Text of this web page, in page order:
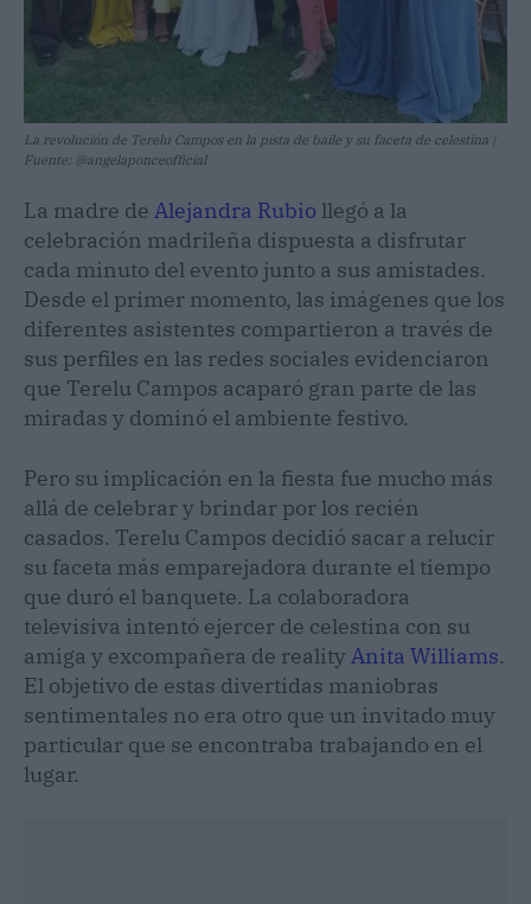
La revolución de Terelu Campos en la pista de baile y su faceta de celestina |
Fuente: @angelaponceofficial
La madre de Alejandra Rubio llegó a la
celebración madrileña dispuesta a disfrutar
cada minuto del evento junto a sus amistades.
Desde el primer momento, las imágenes que los
diferentes asistentes compartieron a través de
sus perfiles en las redes sociales evidenciaron
que Terelu Campos acaparó gran parte de las
miradas y dominó el ambiente festivo.
Pero su implicación en la fiesta fue mucho más
allá de celebrar y brindar por los recién
casados. Terelu Campos decidió sacar a relucir
su faceta más emparejadora durante el tiempo
que duró el banquete. La colaboradora
televisiva intentó ejercer de celestina con su
amiga y excompañera de realityAnita Williams.
El objetivo de estas divertidas maniobras
sentimentales no era otro que un invitado muy
particular que se encontraba trabajando en el
lugar.